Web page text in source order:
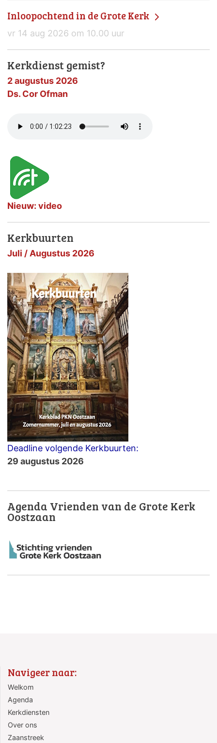
Inloopochtend in de Grote Kerk
vr 14 aug 2026 om 10.00 uur
Kerkdienst gemist?
2 augustus 2026
Ds. Cor Ofman
Nieuw: video
Kerkbuurten
Juli / Augustus 2026
Deadline volgende Kerkbuurten:
29 augustus 2026
Agenda Vrienden van de Grote Kerk
Oostzaan
Navigeer naar:
Welkom
Agenda
Kerkdiensten
Over ons
Zaanstreek